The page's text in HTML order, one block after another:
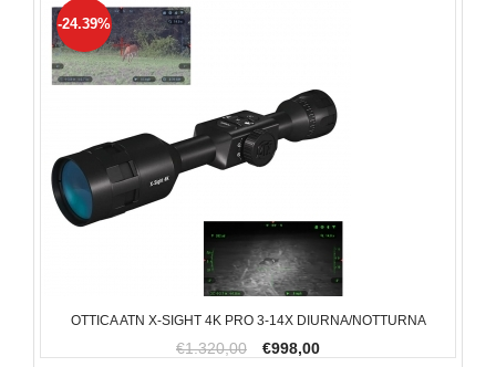
OTTICA ATN X-SIGHT 4K PRO 3-14X DIURNA/NOTTURNA
€1.320,00 €998,00
-24.39%